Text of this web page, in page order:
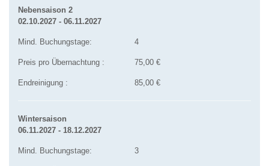
Nebensaison 2
02.10.2027 - 06.11.2027
Mind. Buchungstage: 4
Preis pro Übernachtung : 75,00 €
Endreinigung : 85,00 €
Wintersaison
06.11.2027 - 18.12.2027
Mind. Buchungstage: 3